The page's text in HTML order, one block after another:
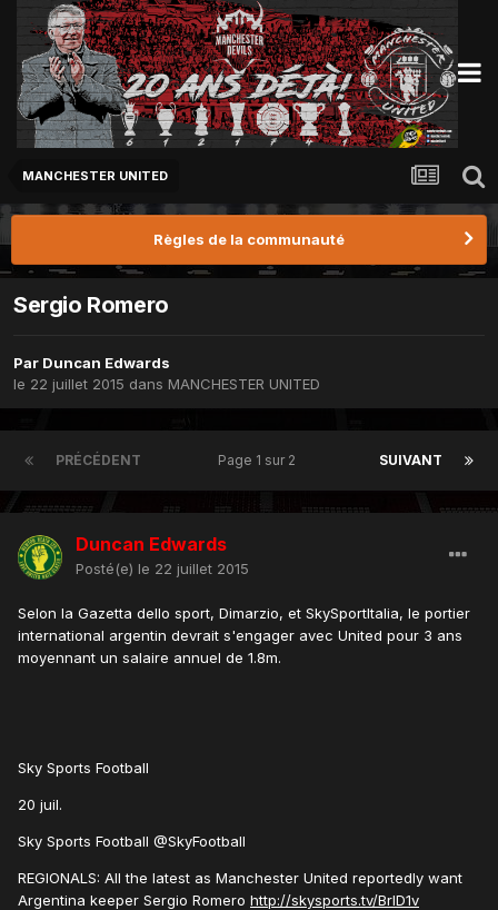
MANCHESTER UNITED
Règles de la communauté
Sergio Romero
Par Duncan Edwards
le 22 juillet 2015 dans MANCHESTER UNITED
PRÉCÉDENT SUIVANT
Page 1 sur 2
Duncan Edwards
Posté(e) le 22 juillet 2015
Selon la Gazetta dello sport, Dimarzio, et SkySportItalia, le portier
international argentin devrait s'engager avec United pour 3 ans
moyennant un salaire annuel de 1.8m.
Sky Sports Football
20 juil.
Sky Sports Football ‏@SkyFootball
REGIONALS: All the latest as Manchester United reportedly want
Argentina keeper Sergio Romero http://skysports.tv/BrlD1v